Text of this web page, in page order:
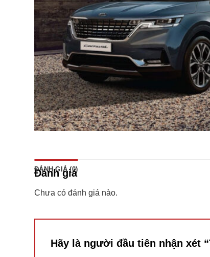
ĐÁNH GIÁ (0)
Đánh giá
Chưa có đánh giá nào.
Hãy là người đầu tiên nhận xét